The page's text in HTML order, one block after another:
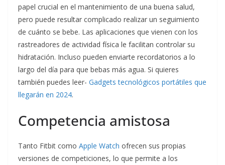
papel crucial en el mantenimiento de una buena salud,
pero puede resultar complicado realizar un seguimiento
de cuánto se bebe. Las aplicaciones que vienen con los
rastreadores de actividad física le facilitan controlar su
hidratación. Incluso pueden enviarte recordatorios a lo
largo del día para que bebas más agua. Si quieres
también puedes leer- Gadgets tecnológicos portátiles que
llegarán en 2024.
Competencia amistosa
Tanto Fitbit como Apple Watch ofrecen sus propias
versiones de competiciones, lo que permite a los